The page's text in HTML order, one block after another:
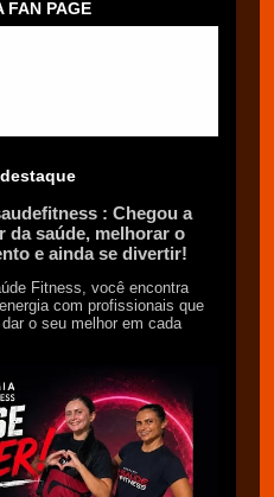
FAN PAGE
: Chegou a
da saúde, melhorar o
e ainda se divertir!
Fitness, você encontra
com profissionais que
o seu melhor em cada